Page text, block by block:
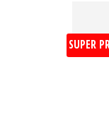
SUPER